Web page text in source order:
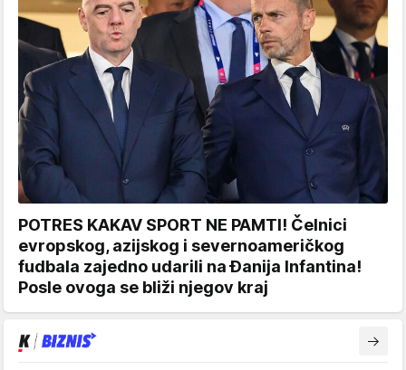
POTRES KAKAV SPORT NE PAMTI! Čelnici
evropskog, azijskog i severnoameričkog
fudbala zajedno udarili na Đanija Infantina!
Posle ovoga se bliži njegov kraj